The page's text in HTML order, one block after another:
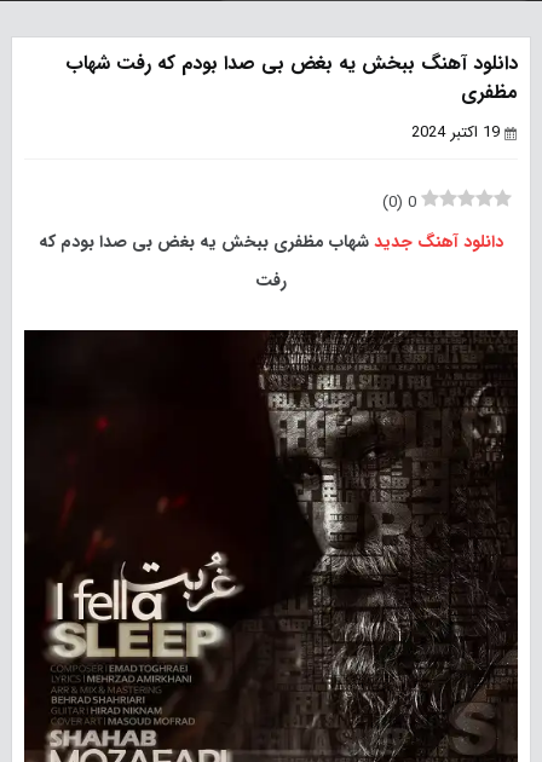
دانلود آهنگ ببخش یه بغض بی صدا بودم که رفت شهاب
مظفری
19 اکتبر 2024
0
(
0
)
دانلود آهنگ جدیدشهاب مظفری ببخش یه بغض بی صدا بودم که
رفت